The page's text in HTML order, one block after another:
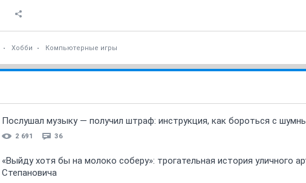
Хобби Компьютерные игры
Послушал музыку — получил штраф: инструкция, как бороться с
2 691 36
«Выйду хотя бы на молоко соберу»: трогательная история уличного
Степановича